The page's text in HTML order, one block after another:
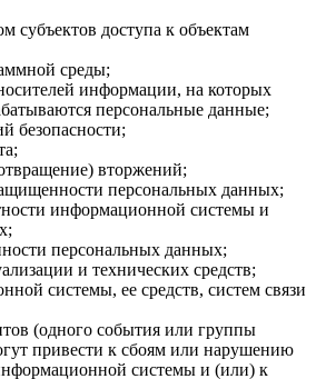
субъектов доступа к объектам
среды;
информации, на которых
персональные данные;
безопасности;
вторжений;
персональных данных;
информационной системы и
персональных данных;
и технических средств;
системы, ее средств, систем связи
(одного события или группы
привести к сбоям или нарушению
системы и (или) к